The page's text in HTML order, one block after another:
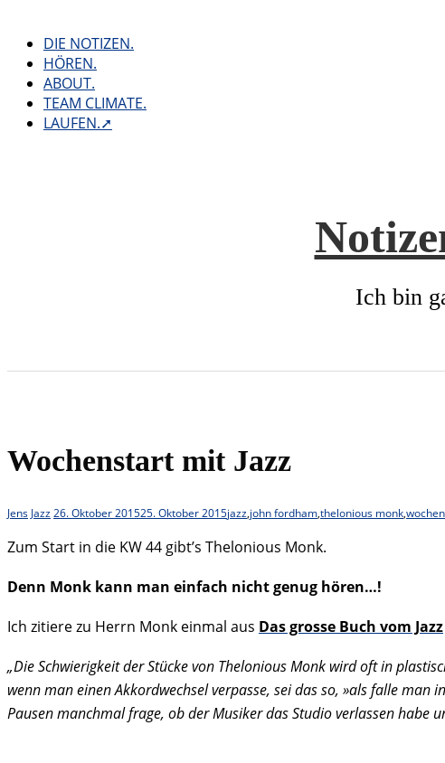
contentDIE NOTIZEN.
HÖREN.
ABOUT.
TEAM CLIMATE.
LAUFEN.➚
Ich bin
Wochenstart mit Jazz
JensJazz26. Oktober 201525. Oktober 2015jazz,john fordham,thelonious monk,
Zum Start in die KW 44 gibt’s Thelonious Monk.
Denn Monk kann man einfach nicht genug hören…!
Ich zitiere zu Herrn Monk einmal aus Das grosse Buch vom Jazz
„Die Schwierigkeit der Stücke von Thelonious Monk wird oft in
wenn man einen Akkordwechsel verpasse, sei das so, »als falle man
Pausen manchmal frage, ob der Musiker das Studio verlassen habe